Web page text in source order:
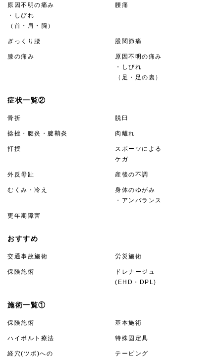
原因不明の痛み
・しびれ
（首・肩・腕）
腰痛
ぎっくり腰 股関節痛
膝の痛み
原因不明の痛み
・しびれ
（足・足の裏）
症状一覧②
骨折 脱臼
捻挫・腱炎・腱鞘炎 肉離れ
打撲
スポーツによる
ケガ
外反母趾 産後の不調
むくみ・冷え
身体のゆがみ
・アンバランス
更年期障害
おすすめ
交通事故施術 労災施術
保険施術
ドレナージュ
(EHD・DPL)
施術一覧①
保険施術 基本施術
ハイボルト療法 特殊固定具
経穴(ツボ)への
テーピング